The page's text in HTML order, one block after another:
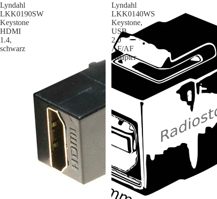
Lyndahl
LKK0190SW
Keystone
HDMI
1.4,
schwarz
Lyndahl
LKK0140WS
Keystone,
USB
2.0
AF/AF
Adapter